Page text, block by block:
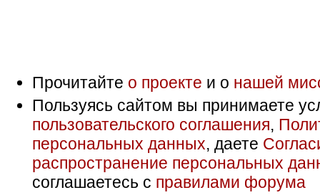
Прочитайте о проекте и о нашей
Пользуясь сайтом вы принимаете
пользовательского соглашения,
персональных данных, даете
распространение персональных
соглашаетесь с правилами форума